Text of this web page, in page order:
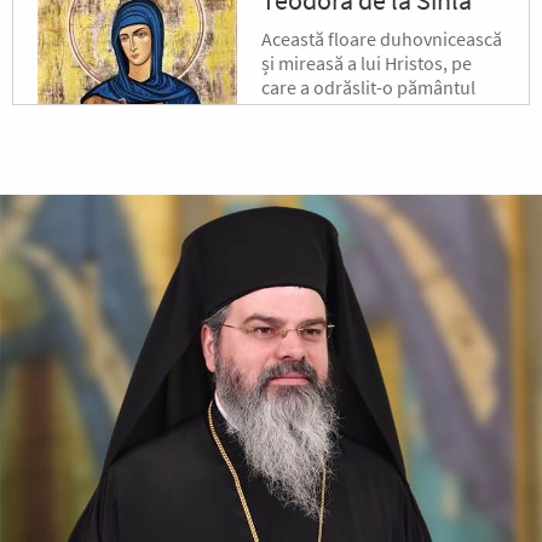
Această floare duhovnicească
și mireasă a lui Hristos, pe
care a odrăslit-o pământul
binecuvântat al Moldovei, s-a
După-prăznuirea
Schimbării la Față a
Domnului
Schimbarea la Față a
Mântuitorului Iisus Hristos
este unul din Praznicele
împărătești ale Bisericii
Ortodoxe, sărbătorită la 6
august.
Sfântul Antonie de la